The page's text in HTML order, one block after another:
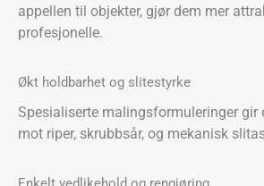
appellen til objekter, gjør dem mer
profesjonelle.
Økt holdbarhet og slitestyrke
Spesialiserte malingsformuleringer gir
mot riper, skrubbsår, og mekanisk